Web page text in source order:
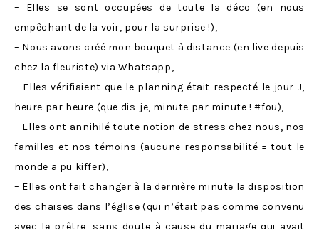
– Elles se sont occupées de toute la déco (en nous
empêchant de la voir, pour la surprise !),
– Nous avons créé mon bouquet à distance (en live depuis
chez la fleuriste) via Whatsapp,
– Elles vérifiaient que le planning était respecté le jour J,
heure par heure (que dis-je, minute par minute ! #fou),
– Elles ont annihilé toute notion de stress chez nous, nos
familles et nos témoins (aucune responsabilité = tout le
monde a pu kiffer),
– Elles ont fait changer à la dernière minute la disposition
des chaises dans l’église (qui n’était pas comme convenu
avec le prêtre, sans doute à cause du mariage qui avait